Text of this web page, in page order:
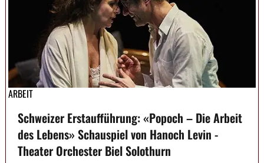
ARBEIT
Schweizer Erstaufführung: «Popoch – Die Arbeit
des Lebens» Schauspiel von Hanoch Levin -
Theater Orchester Biel Solothurn